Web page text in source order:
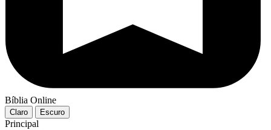
Bíblia Online
Claro Escuro
Principal